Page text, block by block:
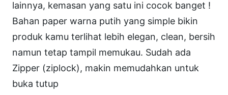
S
P
K
P
+
Z
lainnya, kemasan yang satu ini cocok banget !
Bahan paper warna putih yang simple bikin
produk kamu terlihat lebih elegan, clean, bersih
namun tetap tampil memukau. Sudah ada
Zipper (ziplock), makin memudahkan untuk
buka tutup